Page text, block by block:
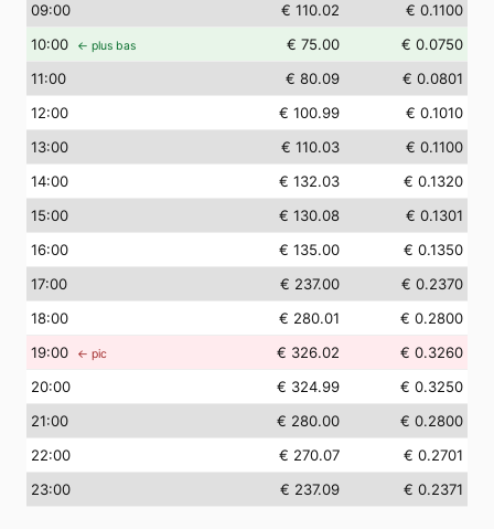
09:00 € 110.02
€ 0.1100
10:00 ← plus bas € 75.00
€ 0.0750
11:00 € 80.09
€ 0.0801
12:00 € 100.99
€ 0.1010
13:00 € 110.03
€ 0.1100
14:00 € 132.03
€ 0.1320
15:00 € 130.08
€ 0.1301
16:00 € 135.00
€ 0.1350
17:00 € 237.00
€ 0.2370
18:00 € 280.01
€ 0.2800
19:00 ← pic € 326.02
€ 0.3260
20:00 € 324.99
€ 0.3250
21:00 € 280.00
€ 0.2800
22:00 € 270.07
€ 0.2701
23:00 € 237.09 € 0.2371